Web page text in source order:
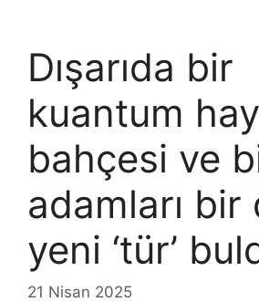
Dışarıda bir
kuantum
bahçesi ve
adamları bir
yeni ‘tür’
21 Nisan 2025